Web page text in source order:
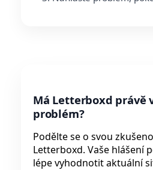
Má Letterboxd právě
problém?
Podělte se o svou
Letterboxd. Vaše hlášení
lépe vyhodnotit aktuální